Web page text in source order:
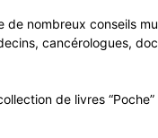
nombreux conseils
cancérologues,
de livres